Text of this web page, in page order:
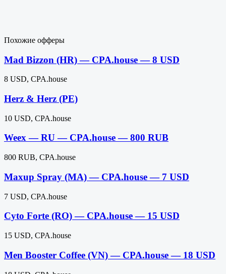
Похожие офферы
Mad Bizzon (HR) — CPA.house — 8 USD
8 USD, CPA.house
Herz & Herz (PE)
10 USD, CPA.house
Weex — RU — CPA.house — 800 RUB
800 RUB, CPA.house
Maxup Spray (MA) — CPA.house — 7 USD
7 USD, CPA.house
Cyto Forte (RO) — CPA.house — 15 USD
15 USD, CPA.house
Men Booster Coffee (VN) — CPA.house — 18 USD